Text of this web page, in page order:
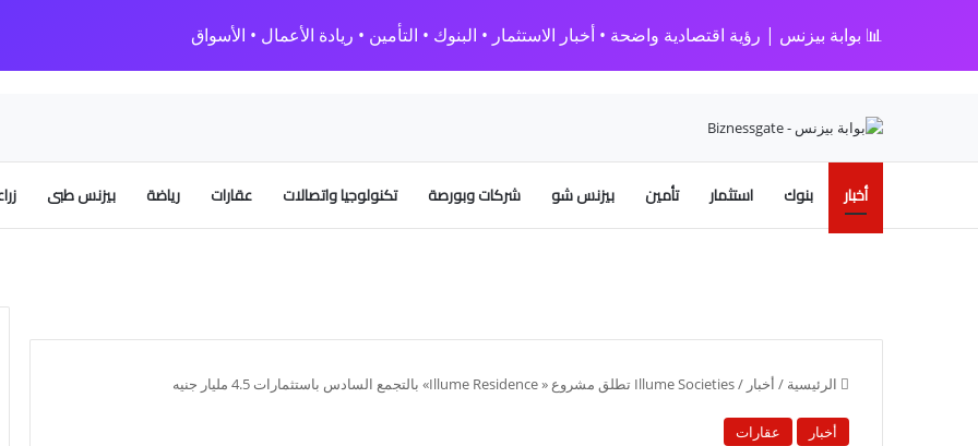
📊 بوابة بيزنس | رؤية اقتصادية واضحة • أخبار الاستثمار • البنوك • التأمين • ريادة الأعمال • الأسواق
أخبار بنوك استثمار تأمين بيزنس شو شركات وبورصة تكنولوجيا واتصالات عقارات رياضة بيزنس طبى
الرئيسية / أخبار /Illume Societies تطلق مشروع « Illume Residence» بالتجمع السادس باستثمارات 4.5 مليار جنيه
أخبار عقارات